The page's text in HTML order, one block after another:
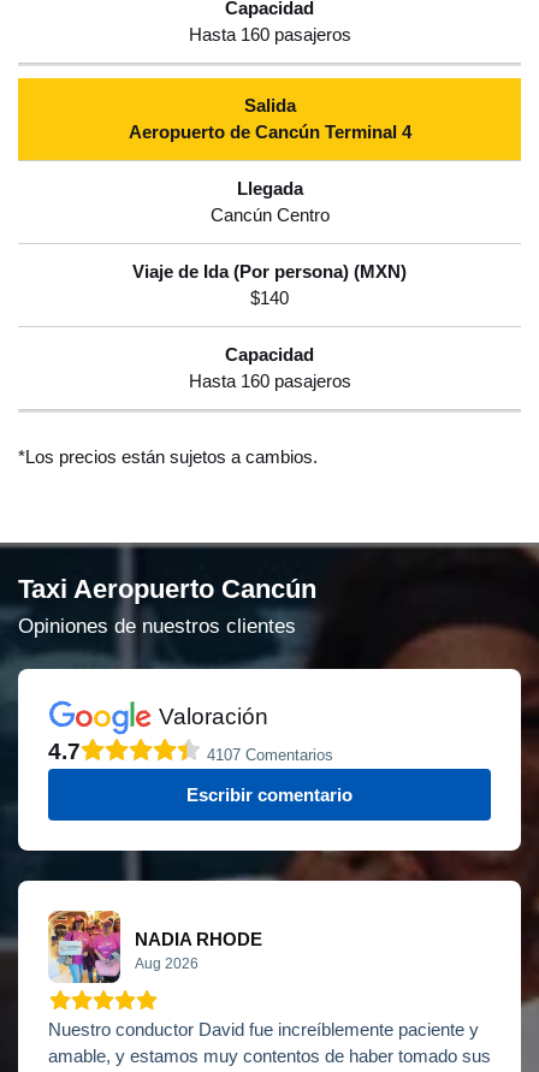
Hasta 160 pasajeros
Aeropuerto de Cancún Terminal 4
Cancún Centro
$140
Hasta 160 pasajeros
*Los precios están sujetos a cambios.
Taxi Aeropuerto Cancún
Opiniones de nuestros clientes
Valoración
4.7
4107 Comentarios
Escribir comentario
NADIA RHODE
Aug 2026
Nuestro conductor David fue increíblemente paciente y
amable, y estamos muy contentos de haber tomado sus